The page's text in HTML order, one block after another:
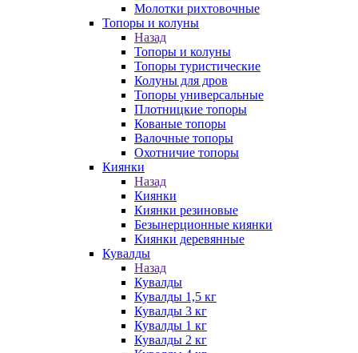
Молотки рихтовочные
Топоры и колуны
Назад
Топоры и колуны
Топоры туристические
Колуны для дров
Топоры универсальные
Плотницкие топоры
Кованые топоры
Валочные топоры
Охотничие топоры
Киянки
Назад
Киянки
Киянки резиновые
Безынерционные киянки
Киянки деревянные
Кувалды
Назад
Кувалды
Кувалды 1,5 кг
Кувалды 3 кг
Кувалды 1 кг
Кувалды 2 кг